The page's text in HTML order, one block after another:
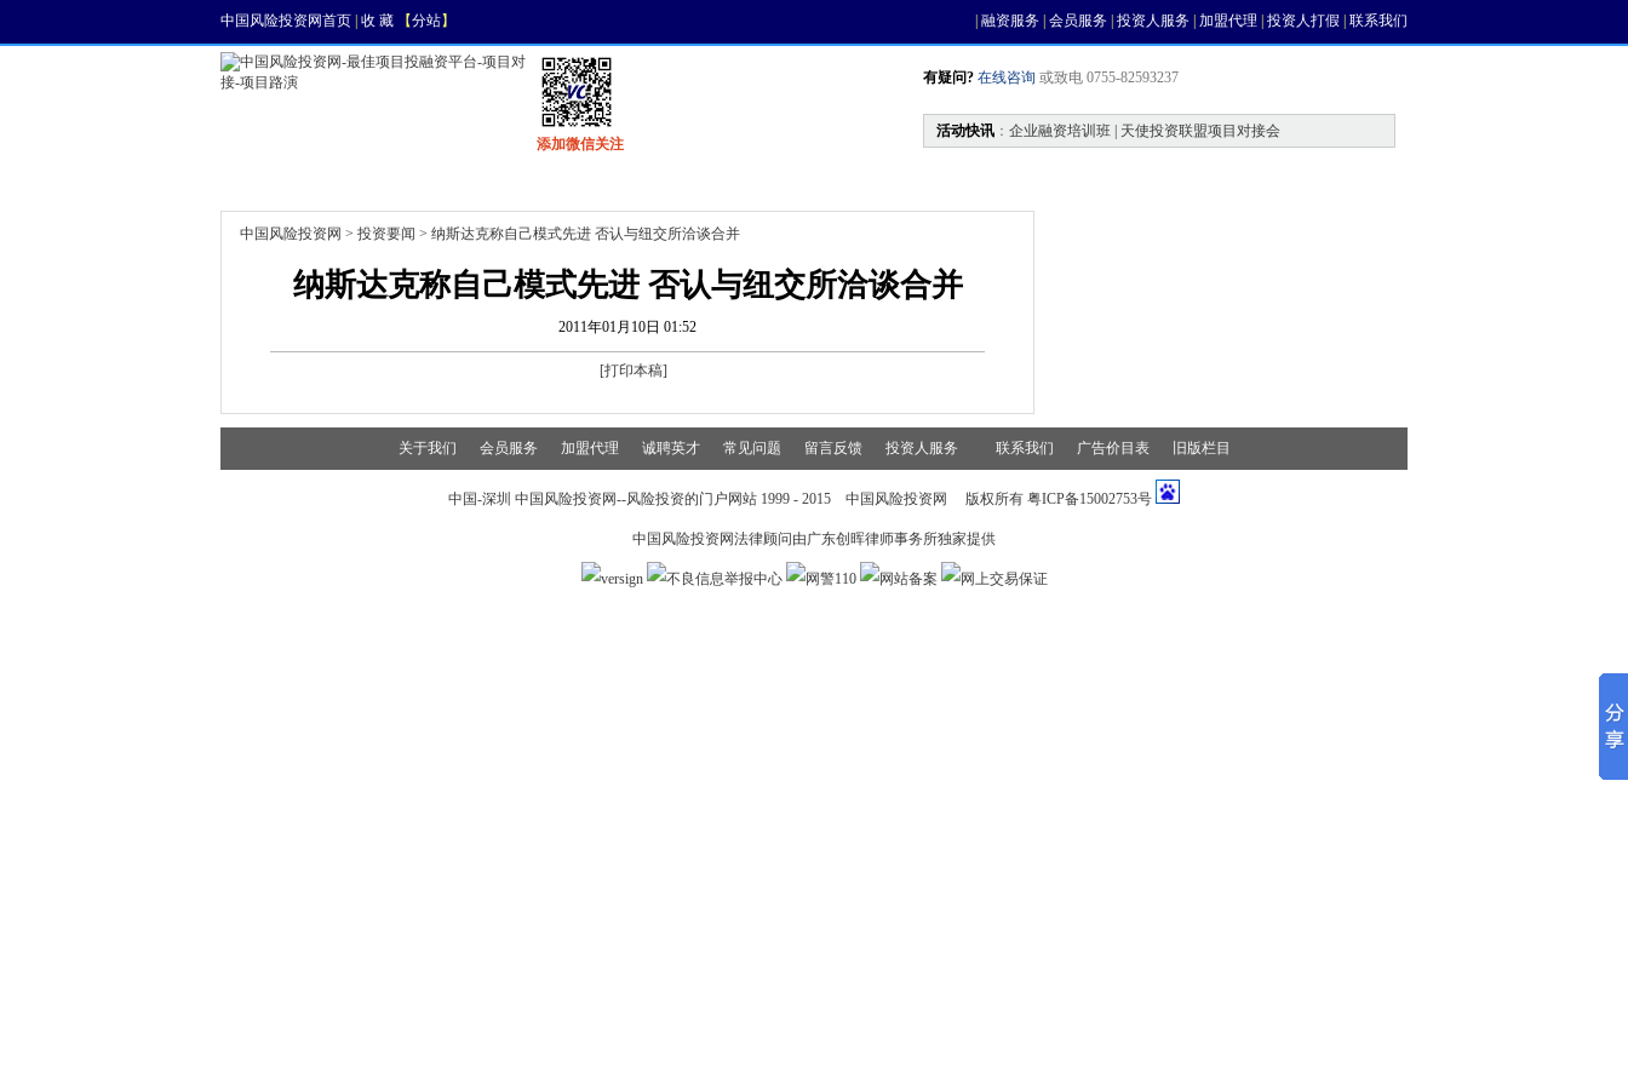
中国风险投资网首页 收 藏 【分站】 融资服务 会员服务 投资人服务 加盟代理 投资人打假 联系我们
添加微信关注
有疑问? 在线咨询 或致电 0755-82593237
活动快讯 ： 企业融资培训班 | 天使投资联盟项目对接会
中国风险投资网 > 投资要闻 > 纳斯达克称自己模式先进 否认与纽交所洽谈合并
纳斯达克称自己模式先进 否认与纽交所洽谈合并
2011年01月10日 01:52
[打印本稿]
关于我们 会员服务 加盟代理 诚聘英才 常见问题 留言反馈 投资人服务 联系我们 广告价目表 旧版栏目
中国-深圳 中国风险投资网--风险投资的门户网站 1999 - 2015 中国风险投资网 版权所有 粤ICP备15002753号
中国风险投资网法律顾问由广东创晖律师事务所独家提供